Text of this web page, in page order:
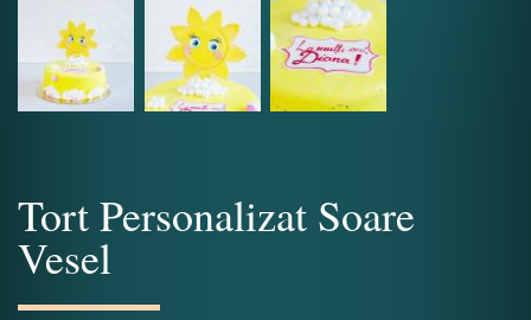
Tort Personalizat Soare
Vesel